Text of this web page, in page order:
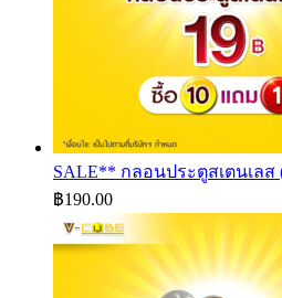
SALE** กลอนประตูสเตนเลส
฿190.00